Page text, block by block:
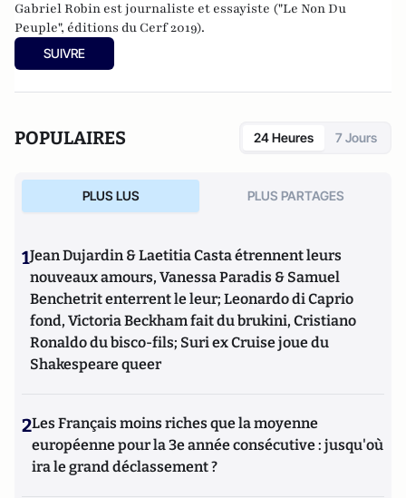
Gabriel Robin est journaliste et essayiste ("Le Non Du
Peuple", éditions du Cerf 2019).
SUIVRE
POPULAIRES 24 Heures 7 Jours
PLUS LUS PLUS PARTAGES
1Jean Dujardin & Laetitia Casta étrennent leurs
nouveaux amours, Vanessa Paradis & Samuel
Benchetrit enterrent le leur; Leonardo di Caprio
fond, Victoria Beckham fait du brukini, Cristiano
Ronaldo du bisco-fils; Suri ex Cruise joue du
Shakespeare queer
2Les Français moins riches que la moyenne
européenne pour la 3e année consécutive : jusqu'où
ira le grand déclassement ?